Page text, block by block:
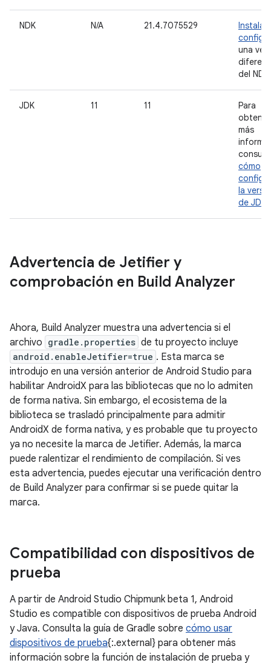
NDK N/A 21.4.7075529 Instala
una
del NDK.
JDK 11 11
Para
obtener
más
cómo
la
de JDK
Advertencia de Jetifier y
comprobación en Build Analyzer
Ahora, Build Analyzer muestra una advertencia si el
archivo gradle.properties de tu proyecto incluye
android.enableJetifier=true . Esta marca se
introdujo en una versión anterior de Android Studio para
habilitar AndroidX para las bibliotecas que no lo admiten
de forma nativa. Sin embargo, el ecosistema de la
biblioteca se trasladó principalmente para admitir
AndroidX de forma nativa, y es probable que tu proyecto
ya no necesite la marca de Jetifier. Además, la marca
puede ralentizar el rendimiento de compilación. Si ves
esta advertencia, puedes ejecutar una verificación dentro
de Build Analyzer para confirmar si se puede quitar la
marca.
Compatibilidad con dispositivos de
prueba
A partir de Android Studio Chipmunk beta 1, Android
Studio es compatible con dispositivos de prueba Android
y Java. Consulta la guía de Gradle sobre cómo usar
dispositivos de prueba{:.external} para obtener más
información sobre la función de instalación de prueba y